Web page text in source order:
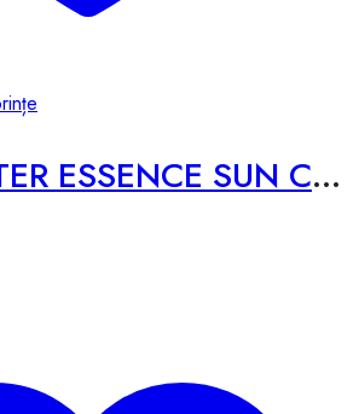
RELIEF WATER ESSENCE SUN CREAM – 50ml